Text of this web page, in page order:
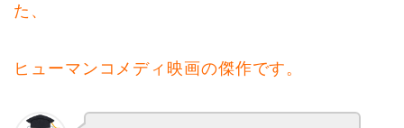
た、
ヒューマンコメディ映画の傑作です。